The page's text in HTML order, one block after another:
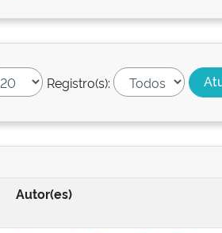
Registro(s):
Autor(es)